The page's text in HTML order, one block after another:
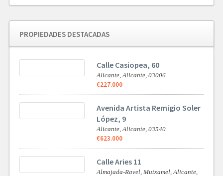
PROPIEDADES DESTACADAS
Calle Casiopea, 60
Alicante,Alicante,03006
€227.000
Avenida Artista Remigio Soler
López, 9
Alicante,Alicante,03540
€623.000
Calle Aries 11
Almajada-Ravel, Mutxamel,Alicante,